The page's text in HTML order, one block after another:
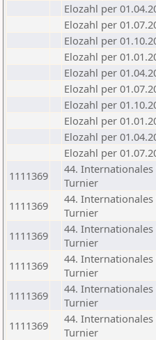
Elozahl per
Elozahl per
Elozahl per
Elozahl per
Elozahl per
Elozahl per
Elozahl per
Elozahl per
Elozahl per
Elozahl per
1111369
44. Internationales
Turnier
1111369
44. Internationales
Turnier
1111369
44. Internationales
Turnier
1111369
44. Internationales
Turnier
1111369
44. Internationales
Turnier
1111369
44. Internationales
Turnier